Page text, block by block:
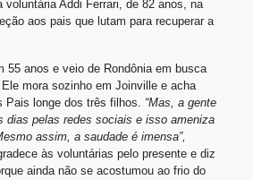
voluntária Addi Ferrari, de 82 anos, na
aos pais que lutam para recuperar a
anos e veio de Rondônia em busca
Ele mora sozinho em Joinville e acha
Pais longe dos três filhos. “Mas, a gente
dias pelas redes sociais e isso ameniza
assim, a saudade é imensa”,
às voluntárias pelo presente e diz
ainda não se acostumou ao frio do